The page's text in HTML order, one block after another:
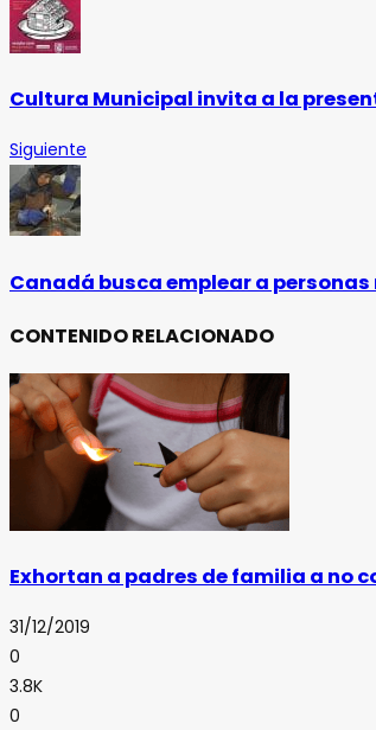
Cultura Municipal invita a la
Siguiente
Canadá busca emplear a
CONTENIDO RELACIONADO
Exhortan a padres de familia a no
31/12/2019
0
3.8K
0